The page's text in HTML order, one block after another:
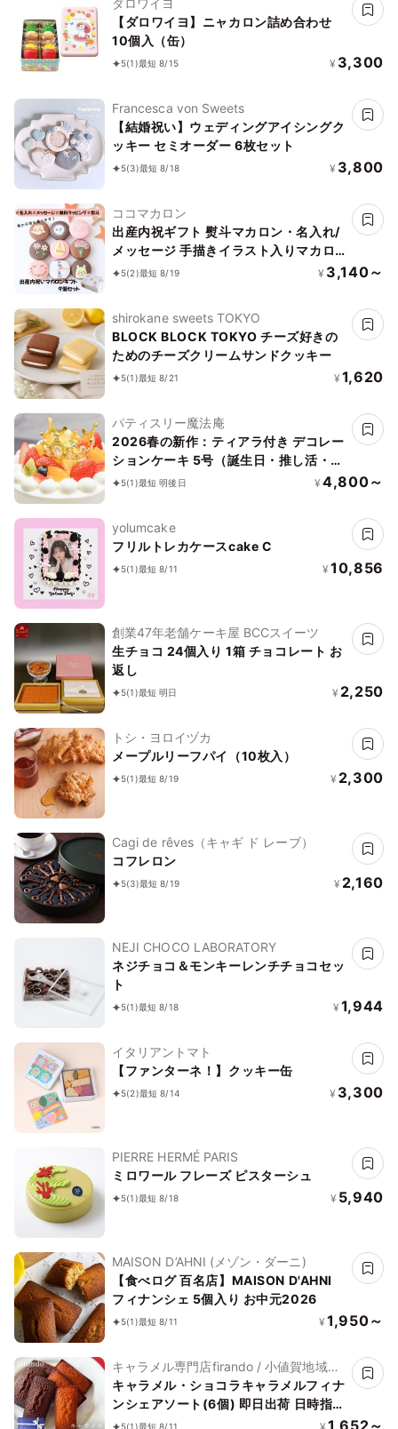
【ダロワイヨ】ニャカロン詰め合わせ
10個入（缶）
5(1)最短 8/15 ¥ 3,300
Francesca von Sweets
【結婚祝い】ウェディングアイシングク
ッキー セミオーダー 6枚セット
5(3)最短 8/18 ¥ 3,800
ココマカロン
出産内祝ギフト 熨斗マカロン・名入れ/
メッセージ 手描きイラスト入りマカロ
ン 9個入り
5(2)最短 8/19 ¥ 3,140～
shirokane sweets TOKYO
BLOCK BLOCK TOKYO チーズ好きの
ためのチーズクリームサンドクッキー
5(1)最短 8/21 ¥ 1,620
パティスリー魔法庵
2026春の新作：ティアラ付き デコレー
ションケーキ 5号（誕生日・推し活・バ
ースデー・映え）
5(1)最短 明後日 ¥ 4,800～
yolumcake
フリルトレカケースcake C
5(1)最短 8/11 ¥ 10,856
創業47年老舗ケーキ屋 BCCスイーツ
生チョコ 24個入り 1箱 チョコレート お
返し
5(1)最短 明日 ¥ 2,250
トシ・ヨロイヅカ
メープルリーフパイ（10枚入）
5(1)最短 8/19 ¥ 2,300
Cagi de rêves（キャギ ド レーブ）
コフレロン
5(3)最短 8/19 ¥ 2,160
NEJI CHOCO LABORATORY
ネジチョコ＆モンキーレンチチョコセッ
ト
5(1)最短 8/18 ¥ 1,944
イタリアントマト
【ファンターネ！】クッキー缶
5(2)最短 8/14 ¥ 3,300
PIERRE HERMÉ PARIS
ミロワール フレーズ ピスターシュ
5(1)最短 8/18 ¥ 5,940
MAISON D’AHNI (メゾン・ダーニ)
【食べログ 百名店】MAISON D'AHNI
フィナンシェ 5個入り お中元2026
5(1)最短 8/11 ¥ 1,950～
キャラメル専門店firando / 小値賀地域ブ
ランド製作所株式会社
キャラメル・ショコラキャラメルフィナ
ンシェアソート(6個) 即日出荷 日時指定
可 夏ギフト ギフト おしゃれ 焼き菓子
5(1)最短 8/11 1,652～